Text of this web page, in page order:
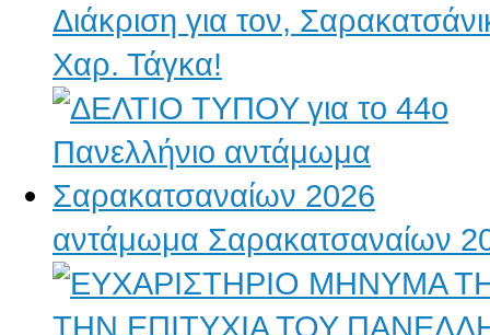
Διάκριση για τον,
Χαρ. Τάγκα!
αντάμωμα Σαρακατσαναίων